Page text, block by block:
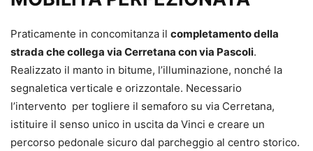
Praticamente in concomitanza il completamento della
strada che collega via Cerretana con via Pascoli.
Realizzato il manto in bitume, l’illuminazione, nonché la
segnaletica verticale e orizzontale. Necessario
l’intervento per togliere il semaforo su via Cerretana,
istituire il senso unico in uscita da Vinci e creare un
percorso pedonale sicuro dal parcheggio al centro storico.